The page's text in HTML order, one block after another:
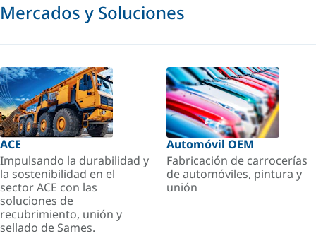
Mercados y Soluciones
ACE
Impulsando la durabilidad y
la sostenibilidad en el
sector ACE con las
soluciones de
recubrimiento, unión y
sellado de Sames.
Automóvil OEM
Fabricación de carrocerías
de automóviles, pintura y
unión